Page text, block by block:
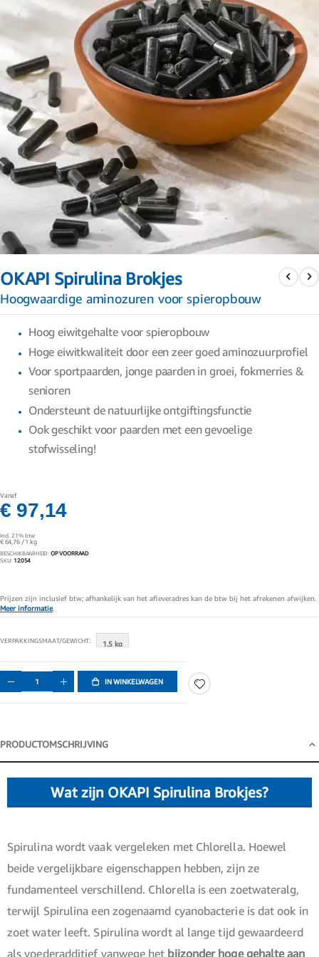
het
van
OKAPI Spirulina Brokjes
Hoogwaardige aminozuren voor spieropbouw
Hoog eiwitgehalte voor spieropbouw
Hoge eiwitkwaliteit door een zeer goed aminozuurprofiel
Voor sportpaarden, jonge paarden in groei, fokmerries &
senioren
Ondersteunt de natuurlijke ontgiftingsfunctie
Ook geschikt voor paarden met een gevoelige
stofwisseling!
Vanaf
€ 97,14
Incl. 21% btw
€ 64,76/ 1 kg
BESCHIKBAARHEID: OP VOORRAAD
SKU 12054
Prijzen zijn inclusief btw; afhankelijk van het afleveradres kan de btw bij het afrekenen afwijken.
Meer informatie.
VERPAKKINGSMAAT/GEWICHT 1.5 kg
IN WINKELWAGEN
PRODUCTOMSCHRIJVING
Productomschrijving
Wat zijn OKAPI Spirulina Brokjes?
Spirulina wordt vaak vergeleken met Chlorella. Hoewel
beide vergelijkbare eigenschappen hebben, zijn ze
fundamenteel verschillend. Chlorella is een zoetwateralg,
terwijl Spirulina een zogenaamd cyanobacterie is dat ook in
zoet water leeft. Spirulina wordt al lange tijd gewaardeerd
als voederadditief vanwege het bijzonder hoge gehalte aan